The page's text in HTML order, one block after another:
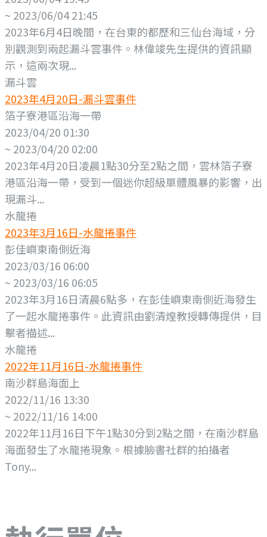
~ 2023/06/04 21:45
2023年6月4日晚間，在台東的都歷和三仙台海域，分
別觀測到兩起漏斗雲事件。林偉竣先生提供的資訊顯
示，這兩次現...
漏斗雲
2023年4月20日-漏斗雲事件
箔子寮港區沿海一帶
2023/04/20 01:30
~ 2023/04/20 02:00
2023年4月20日凌晨1點30分至2點之間，雲林箔子寮
港區沿海一帶，受到一個迷你超級單體風暴的影響，出
現漏斗...
水龍捲
2023年3月16日-水龍捲事件
彭佳嶼東南側近海
2023/03/16 06:00
~ 2023/03/16 06:05
2023年3月16日清晨6點多，在彭佳嶼東南側近海發生
了一起水龍捲事件。此資訊由劉清煌教授轉傳提供，目
擊者描述...
水龍捲
2022年11月16日-水龍捲事件
南沙群島海面上
2022/11/16 13:30
~ 2022/11/16 14:00
2022年11月16日下午1點30分到2點之間，在南沙群島
海面發生了水龍捲現象。根據臉書社群的拍攝者
Tony...